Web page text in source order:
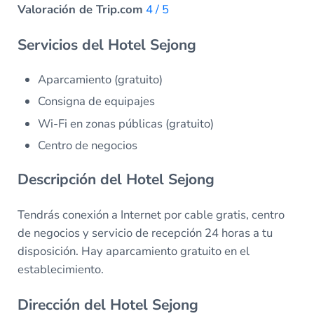
Valoración de Trip.com 4 / 5
Servicios del Hotel Sejong
Aparcamiento (gratuito)
Consigna de equipajes
Wi-Fi en zonas públicas (gratuito)
Centro de negocios
Descripción del Hotel Sejong
Tendrás conexión a Internet por cable gratis, centro
de negocios y servicio de recepción 24 horas a tu
disposición. Hay aparcamiento gratuito en el
establecimiento.
Dirección del Hotel Sejong